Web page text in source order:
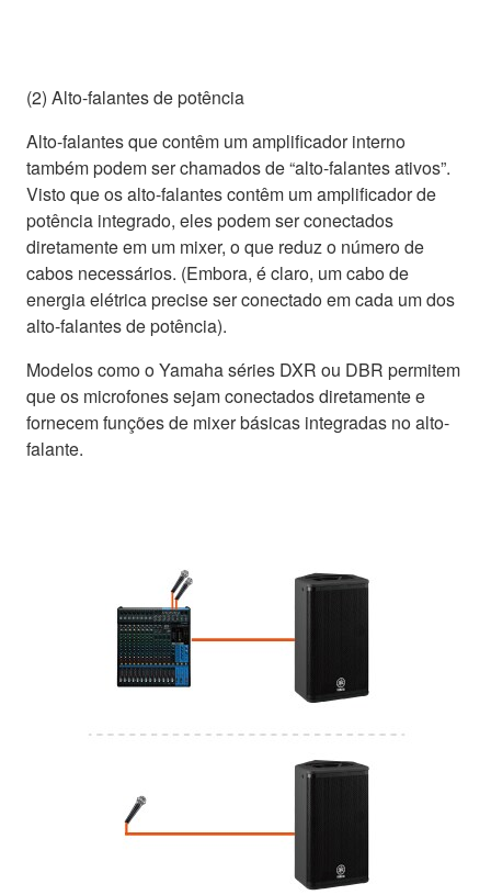
(2) Alto-falantes de potência
Alto-falantes que contêm um amplificador interno
também podem ser chamados de “alto-falantes ativos”.
Visto que os alto-falantes contêm um amplificador de
potência integrado, eles podem ser conectados
diretamente em um mixer, o que reduz o número de
cabos necessários. (Embora, é claro, um cabo de
energia elétrica precise ser conectado em cada um dos
alto-falantes de potência).
Modelos como o Yamaha séries DXR ou DBR permitem
que os microfones sejam conectados diretamente e
fornecem funções de mixer básicas integradas no alto-
falante.